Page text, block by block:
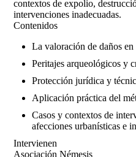
contextos de expolio,
intervenciones inadecuadas.
Contenidos
La valoración de daños
Peritajes arqueológicos y
Protección jurídica y
Aplicación práctica del
Casos y contextos de
afecciones urbanísticas e
Intervienen
Asociación Némesis